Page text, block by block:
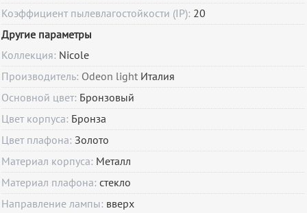
Коэффициент пылевлагостойкости (IP): 20
Другие параметры
Коллекция: Nicole
Производитель: Odeon light Италия
Основной цвет: Бронзовый
Цвет корпуса: Бронза
Цвет плафона:Золото
Материал корпуса: Металл
Материал плафона:стекло
Направление лампы: вверх